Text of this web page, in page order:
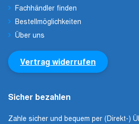
Fachhändler finden
Bestellmöglichkeiten
Über uns
Vertrag widerrufen
Sicher bezahlen
Zahle sicher und bequem per (Direkt-)